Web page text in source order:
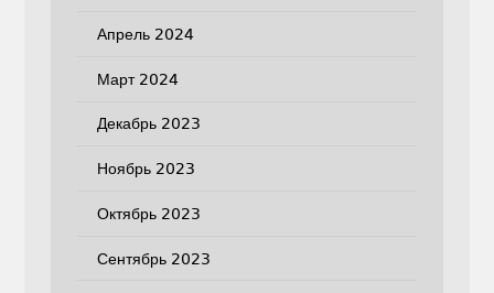
Апрель 2024
Март 2024
Декабрь 2023
Ноябрь 2023
Октябрь 2023
Сентябрь 2023